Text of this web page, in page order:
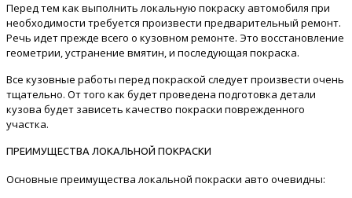
Перед тем как выполнить локальную покраску автомобиля при
необходимости требуется произвести предварительный ремонт.
Речь идет прежде всего о кузовном ремонте. Это восстановление
геометрии, устранение вмятин, и последующая покраска.
Все кузовные работы перед покраской следует произвести очень
тщательно. От того как будет проведена подготовка детали
кузова будет зависеть качество покраски поврежденного
участка.
ПРЕИМУЩЕСТВА ЛОКАЛЬНОЙ ПОКРАСКИ
Основные преимущества локальной покраски авто очевидны: